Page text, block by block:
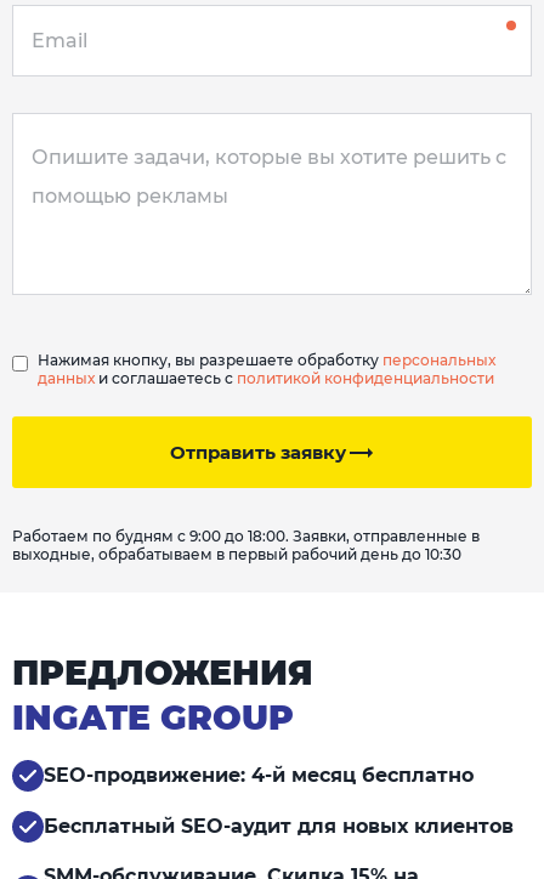
Отправить заявку
Нажимая кнопку, вы разрешаете обработку персональных
данных и соглашаетесь с политикой конфиденциальности
Работаем по будням с 9:00 до 18:00. Заявки, отправленные в
выходные, обрабатываем в первый рабочий день до 10:30
ПРЕДЛОЖЕНИЯ
INGATE GROUP
SEO-продвижение: 4-й месяц бесплатно
Бесплатный SEO-аудит для новых клиентов